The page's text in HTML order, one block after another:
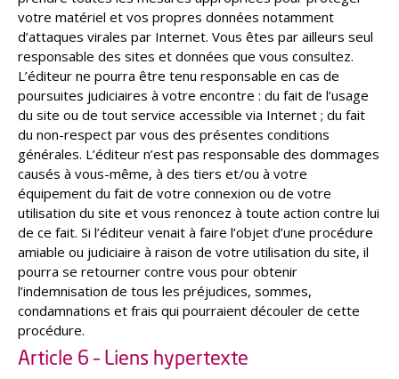
votre matériel et vos propres données notamment
d’attaques virales par Internet. Vous êtes par ailleurs seul
responsable des sites et données que vous consultez.
L’éditeur ne pourra être tenu responsable en cas de
poursuites judiciaires à votre encontre : du fait de l’usage
du site ou de tout service accessible via Internet ; du fait
du non-respect par vous des présentes conditions
générales. L’éditeur n’est pas responsable des dommages
causés à vous-même, à des tiers et/ou à votre
équipement du fait de votre connexion ou de votre
utilisation du site et vous renoncez à toute action contre lui
de ce fait. Si l’éditeur venait à faire l’objet d’une procédure
amiable ou judiciaire à raison de votre utilisation du site, il
pourra se retourner contre vous pour obtenir
l’indemnisation de tous les préjudices, sommes,
condamnations et frais qui pourraient découler de cette
procédure.
Article 6 – Liens hypertexte